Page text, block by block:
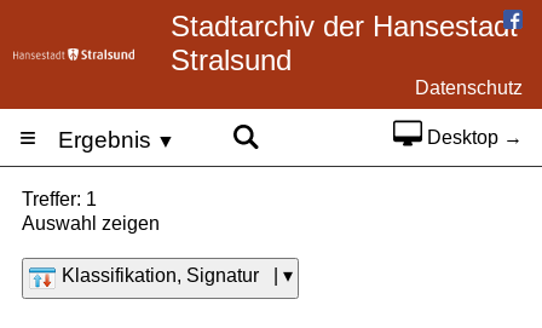
Stadtarchiv der Hansestadt
Stralsund
Datenschutz
≡ Ergebnis ▼ Desktop →
Treffer: 1
Auswahl zeigen
Klassifikation, Signatur | ▾